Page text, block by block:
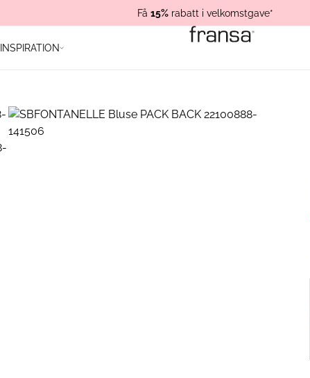
Få 15% rabatt i velkomstgave*
INSPIRATION